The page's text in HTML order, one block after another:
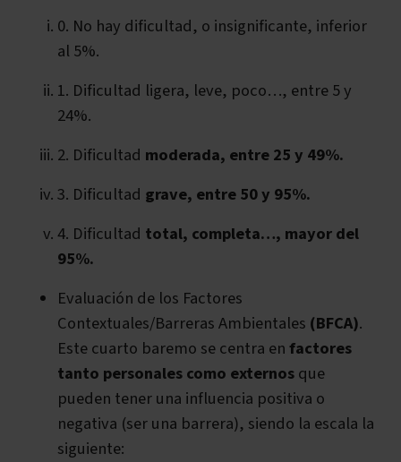
0. No hay dificultad, o insignificante, inferior
al 5%.
1. Dificultad ligera, leve, poco…, entre 5 y
24%.
2. Dificultad moderada, entre 25 y 49%.
3. Dificultad grave, entre 50 y 95%.
4. Dificultad total, completa…, mayor del
95%.
Evaluación de los Factores
Contextuales/Barreras Ambientales (BFCA).
Este cuarto baremo se centra enfactores
tanto personales como externosque
pueden tener una influencia positiva o
negativa (ser una barrera), siendo la escala la
siguiente: